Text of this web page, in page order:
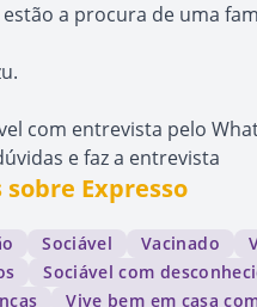
a procura de uma
com entrevista pelo
e faz a entrevista
Expresso
Sociável Vacinado
Sociável com
Vive bem em casa